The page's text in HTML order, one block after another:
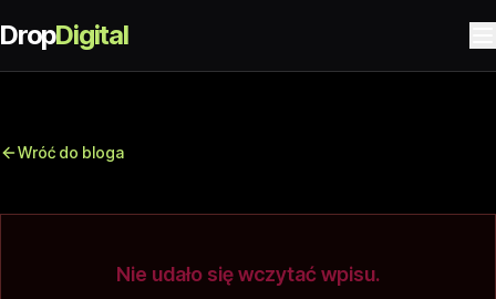
DropDigital
Wróć do bloga
Nie udało się wczytać wpisu.